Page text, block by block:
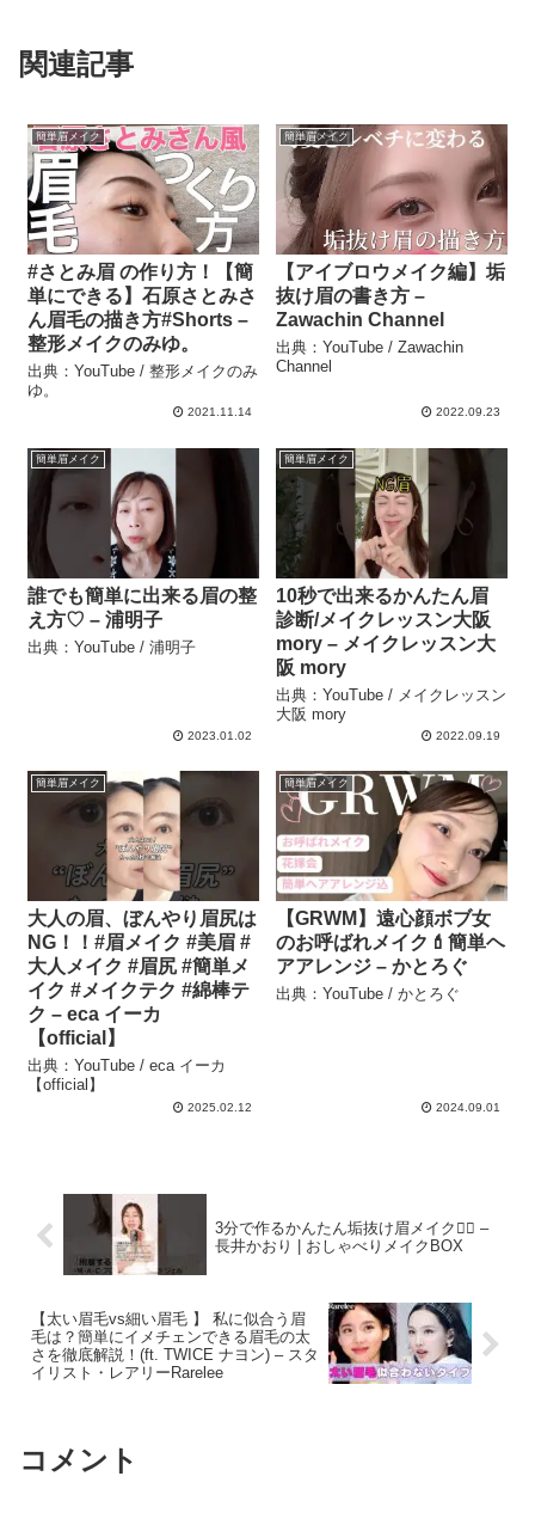
関連記事
簡単眉メイク
#さとみ眉 の作り方！【簡
単にできる】石原さとみさ
ん眉毛の描き方#Shorts –
整形メイクのみゆ。
出典：YouTube / 整形メイクのみ
ゆ。
2021.11.14
簡単眉メイク
【アイブロウメイク編】垢
抜け眉の書き方 –
Zawachin Channel
出典：YouTube / Zawachin
Channel
2022.09.23
簡単眉メイク
誰でも簡単に出来る眉の整
え方♡ – 浦明子
出典：YouTube / 浦明子
2023.01.02
簡単眉メイク
10秒で出来るかんたん眉
診断/メイクレッスン大阪
mory – メイクレッスン大
阪 mory
出典：YouTube / メイクレッスン
大阪 mory
2022.09.19
簡単眉メイク
大人の眉、ぼんやり眉尻は
NG！！#眉メイク #美眉 #
大人メイク #眉尻 #簡単メ
イク #メイクテク #綿棒テ
ク – eca イーカ
【official】
出典：YouTube / eca イーカ
【official】
2025.02.12
簡単眉メイク
【GRWM】遠心顔ボブ女
のお呼ばれメイク💄簡単ヘ
アアレンジ – かとろぐ
出典：YouTube / かとろぐ
2024.09.01
3分で作るかんたん垢抜け眉メイク☝🏻 –
長井かおり | おしゃべりメイクBOX
【太い眉毛vs細い眉毛 】 私に似合う眉
毛は？簡単にイメチェンできる眉毛の太
さを徹底解説！(ft. TWICE ナヨン) – スタ
イリスト・レアリーRarelee
コメント